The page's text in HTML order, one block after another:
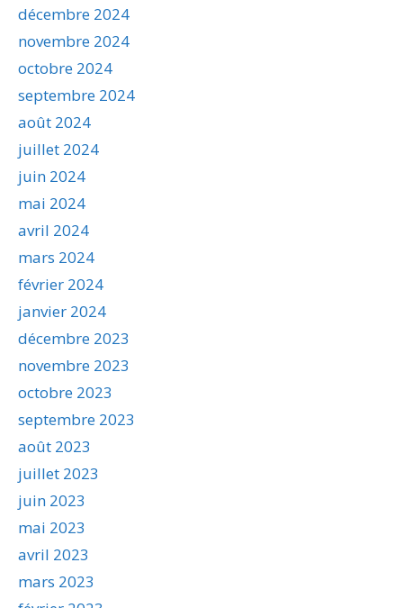
décembre 2024
novembre 2024
octobre 2024
septembre 2024
août 2024
juillet 2024
juin 2024
mai 2024
avril 2024
mars 2024
février 2024
janvier 2024
décembre 2023
novembre 2023
octobre 2023
septembre 2023
août 2023
juillet 2023
juin 2023
mai 2023
avril 2023
mars 2023